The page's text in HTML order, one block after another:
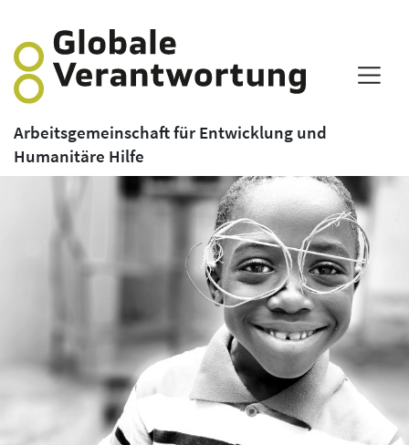
Arbeitsgemeinschaft für Entwicklung und
Humanitäre Hilfe